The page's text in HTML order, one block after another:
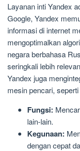
Layanan inti Yandex
Google, Yandex
informasi di internet
mengoptimalkan
negara berbahasa
seringkali lebih
Yandex juga
mesin pencari,
Fungsi:
lain-lain.
Kegunaan:
dengan cepat